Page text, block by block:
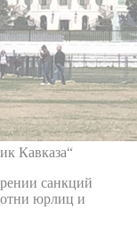
Кавказа“
санкций
юрлиц и